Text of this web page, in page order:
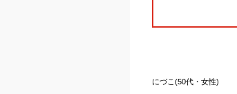
にづこ(50代・女性)